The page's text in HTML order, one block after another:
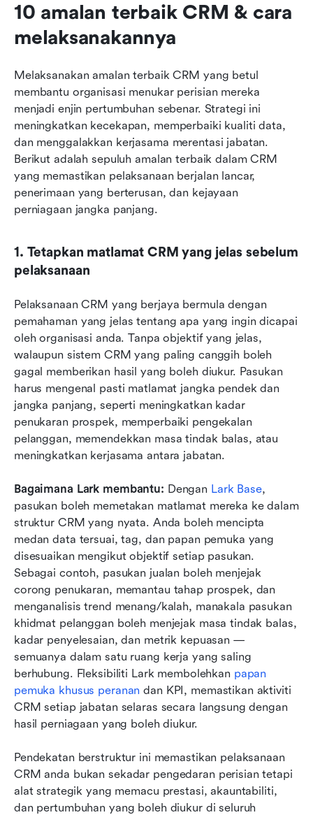
10 amalan terbaik CRM & cara
melaksanakannya
Melaksanakan amalan terbaik CRM yang betul
membantu organisasi menukar perisian mereka
menjadi enjin pertumbuhan sebenar. Strategi ini
meningkatkan kecekapan, memperbaiki kualiti data,
dan menggalakkan kerjasama merentasi jabatan.
Berikut adalah sepuluh amalan terbaik dalam CRM
yang memastikan pelaksanaan berjalan lancar,
penerimaan yang berterusan, dan kejayaan
perniagaan jangka panjang.
1. Tetapkan matlamat CRM yang jelas sebelum
pelaksanaan
Pelaksanaan CRM yang berjaya bermula dengan
pemahaman yang jelas tentang apa yang ingin dicapai
oleh organisasi anda. Tanpa objektif yang jelas,
walaupun sistem CRM yang paling canggih boleh
gagal memberikan hasil yang boleh diukur. Pasukan
harus mengenal pasti matlamat jangka pendek dan
jangka panjang, seperti meningkatkan kadar
penukaran prospek, memperbaiki pengekalan
pelanggan, memendekkan masa tindak balas, atau
meningkatkan kerjasama antara jabatan.
Bagaimana Lark membantu: Dengan Lark Base,
pasukan boleh memetakan matlamat mereka ke dalam
struktur CRM yang nyata. Anda boleh mencipta
medan data tersuai, tag, dan papan pemuka yang
disesuaikan mengikut objektif setiap pasukan.
Sebagai contoh, pasukan jualan boleh menjejak
corong penukaran, memantau tahap prospek, dan
menganalisis trend menang/kalah, manakala pasukan
khidmat pelanggan boleh menjejak masa tindak balas,
kadar penyelesaian, dan metrik kepuasan —
semuanya dalam satu ruang kerja yang saling
berhubung. Fleksibiliti Lark membolehkan papan
pemuka khusus peranan dan KPI, memastikan aktiviti
CRM setiap jabatan selaras secara langsung dengan
hasil perniagaan yang boleh diukur.
Pendekatan berstruktur ini memastikan pelaksanaan
CRM anda bukan sekadar pengedaran perisian tetapi
alat strategik yang memacu prestasi, akauntabiliti,
dan pertumbuhan yang boleh diukur di seluruh